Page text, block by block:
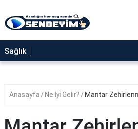
SAĞLIK
NEDİR
YEMEK
RÜYA
Sağlık
Anasayfa Ne İyi Gelir? Mantar